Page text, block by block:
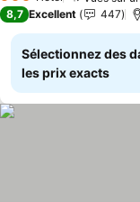
3 Étoiles
8,7 Excellent 447
Sélectionnez des
les prix exacts